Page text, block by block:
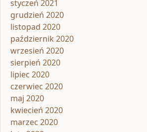
styczeń 2021
grudzień 2020
listopad 2020
październik 2020
wrzesień 2020
sierpień 2020
lipiec 2020
czerwiec 2020
maj 2020
kwiecień 2020
marzec 2020